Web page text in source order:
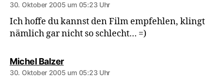
30. Oktober 2005 um 05:23 Uhr
Ich hoffe du kannst den Film empfehlen, klingt
nämlich gar nicht so schlecht… =)
Michel Balzersagt:
30. Oktober 2005 um 05:23 Uhr